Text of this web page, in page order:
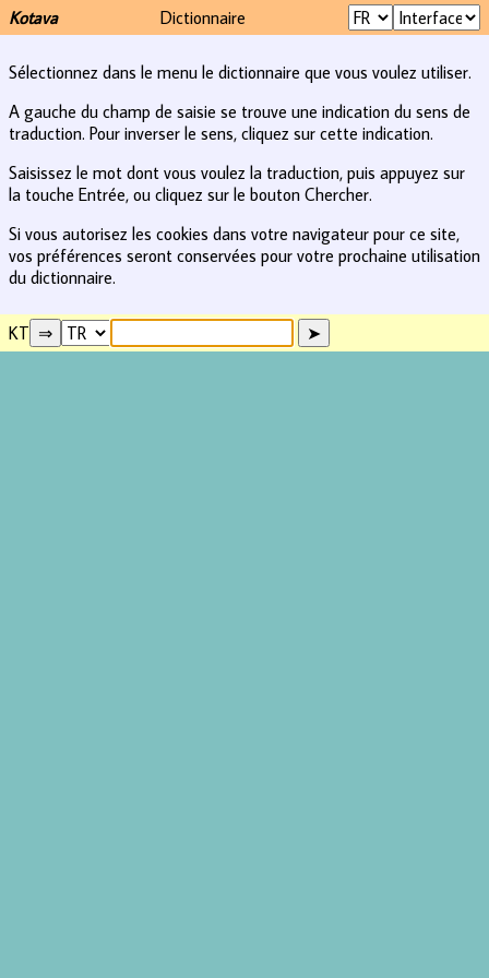
Kotava Dictionnaire
Sélectionnez dans le menu le dictionnaire que vous voulez utiliser.
A gauche du champ de saisie se trouve une indication du sens de
traduction. Pour inverser le sens, cliquez sur cette indication.
Saisissez le mot dont vous voulez la traduction, puis appuyez sur
la touche Entrée, ou cliquez sur le bouton Chercher.
Si vous autorisez les cookies dans votre navigateur pour ce site,
vos préférences seront conservées pour votre prochaine utilisation
du dictionnaire.
KT